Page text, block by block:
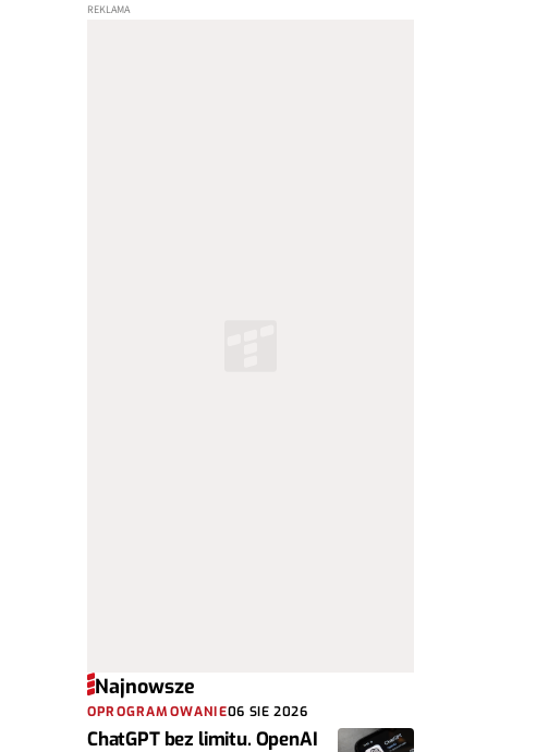
Najnowsze
OPROGRAMOWANIE06 SIE 2026
ChatGPT bez limitu. OpenAI